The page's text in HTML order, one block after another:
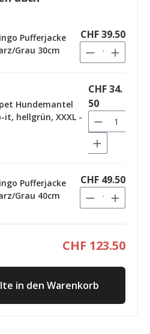
Pufferjacke
Grau 30cm
CHF 39.50
Hundemantel
it, hellgrün, XXXL -
CHF 34.
50
Pufferjacke
Grau 40cm
CHF 49.50
CHF 123.50
in den Warenkorb